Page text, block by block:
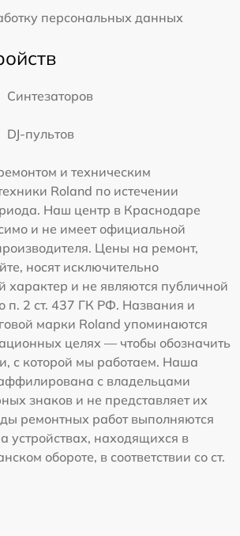
персональных данных
Синтезаторов
DJ-пультов
и техническим
Roland по истечении
Наш центр в Краснодаре
и не имеет официальной
Цены на ремонт,
носят исключительно
характер и не являются публичной
п. 2 ст. 437 ГК РФ. Названия и
марки Roland упоминаются
целях — чтобы обозначить
с которой мы работаем. Наша
с владельцами
знаков и не представляет их
ремонтных работ выполняются
устройствах, находящихся в
обороте, в соответствии со ст.